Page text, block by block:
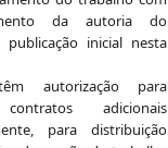
da autoria do
inicial nesta
autorização para
adicionais
para distribuição